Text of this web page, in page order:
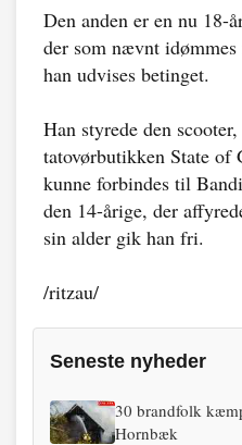
Den anden er en nu 18-
der som nævnt
han udvises betinget.
Han styrede den
tatovørbutikken State of
kunne forbindes til
den 14-årige, der
sin alder gik han fri.
/ritzau/
Seneste nyheder
30 brandfolk
Hornbæk